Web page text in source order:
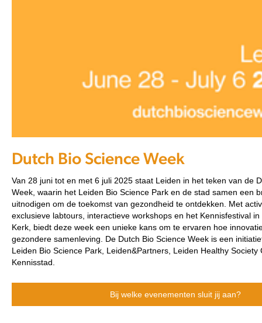
Dutch Bio Science Week
Van 28 juni tot en met 6 juli 2025 staat Leiden in het teken van de
Week, waarin het Leiden Bio Science Park en de stad samen een
uitnodigen om de toekomst van gezondheid te ontdekken.
Met
exclusieve labtours, interactieve workshops en het Kennisfestival
Kerk, biedt deze week een unieke kans om te ervaren hoe
gezondere samenleving.
De Dutch Bio Science Week is een
Leiden Bio Science Park, Leiden&Partners, Leiden Healthy Society
Kennisstad.
Bij welke evenementen sluit jij aan?